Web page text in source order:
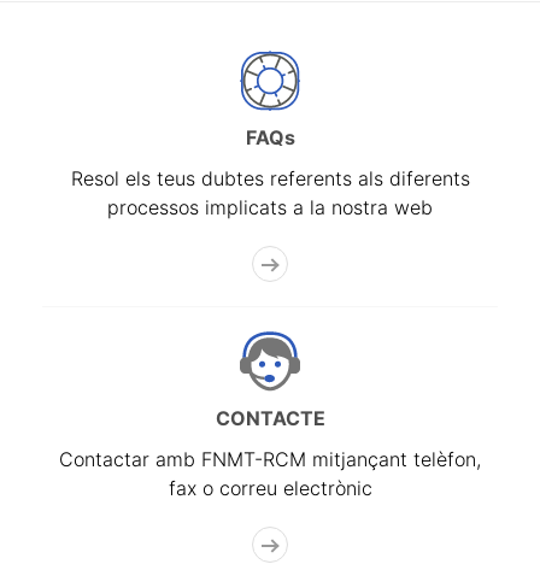
FAQs
Resol els teus dubtes referents als diferents
processos implicats a la nostra web
CONTACTE
Contactar amb FNMT-RCM mitjançant telèfon,
fax o correu electrònic